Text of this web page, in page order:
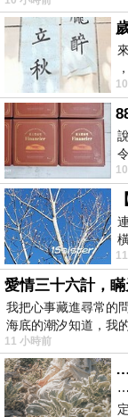
愛情三十六計，
我把心事藏進尋常的
海底的潮汐知道，我
11 小時前